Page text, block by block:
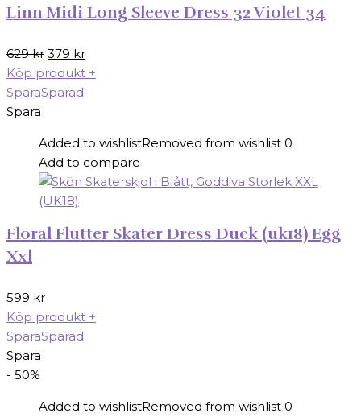
Linn Midi Long Sleeve Dress 32 Violet 34
629kr Det
ursprungliga
priset
379 krDet
nuvarande
Köp produkt +
SparaSparad
Spara
Added to wishlistRemoved from wishlist 0
Add to compare
Floral Flutter Skater Dress Duck (uk18) Egg
Xxl
599 kr
Köp produkt +
SparaSparad
Spara
- 50%
Added to wishlistRemoved from wishlist 0